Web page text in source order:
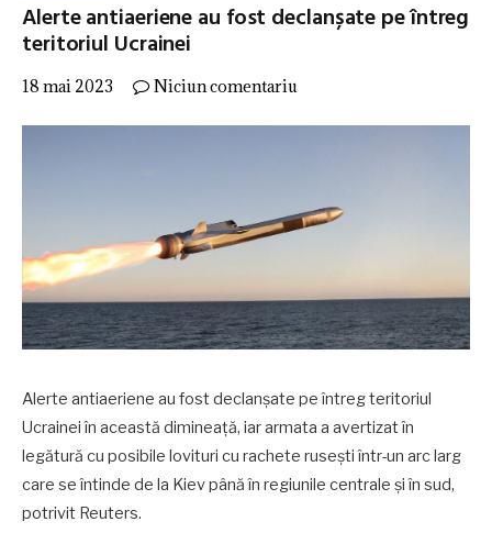
Alerte antiaeriene au fost declanșate pe întreg
teritoriul Ucrainei
18 mai 2023 Niciun comentariu
Alerte antiaeriene au fost declanșate pe întreg teritoriul
Ucrainei în această dimineață, iar armata a avertizat în
legătură cu posibile lovituri cu rachete rusești într-un arc larg
care se întinde de la Kiev până în regiunile centrale și în sud,
potrivit Reuters.